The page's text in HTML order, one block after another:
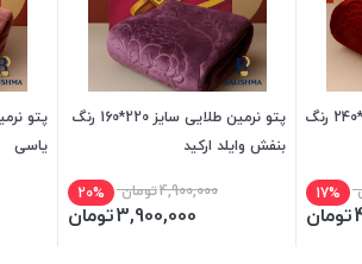
پتو نرمین طلایی سایز 220*240 رنگ
17%
تومان
پتو نرمین طلایی سایز 220*160 رنگ
بنفش وایلد ارکید
4,900,000تومان 20%
3,900,000تومان
یاسی